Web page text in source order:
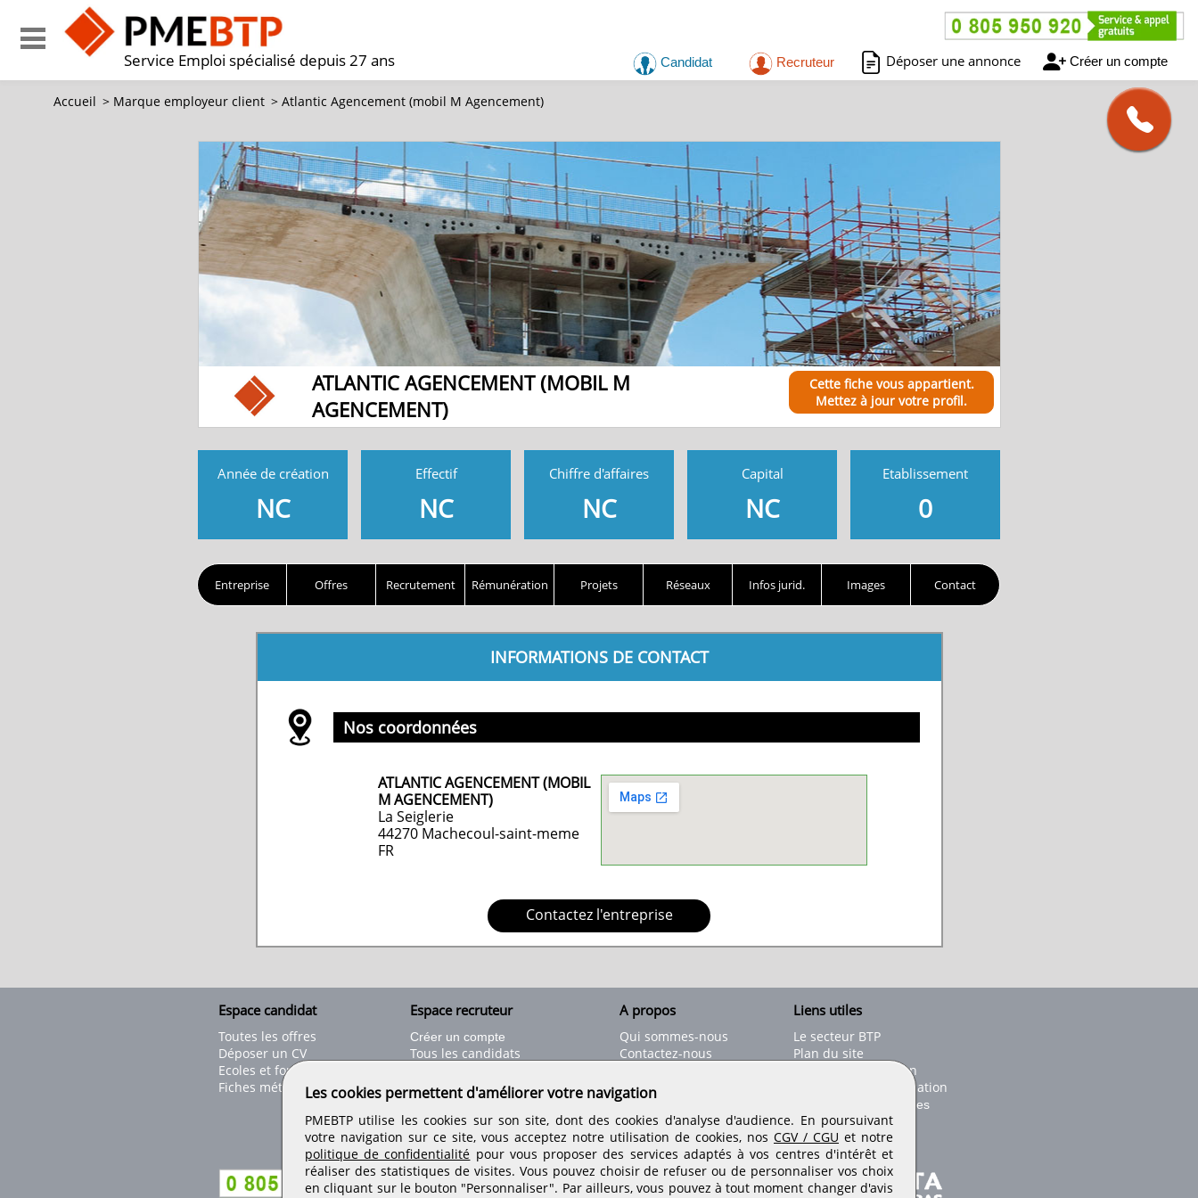
Service Emploi spécialisé depuis 27 ans Candidat Recruteur Déposer une annonce Créer un compte
Accueil > Marque employeur client > Atlantic Agencement (mobil M Agencement)
ATLANTIC AGENCEMENT (MOBIL M
AGENCEMENT)
Cette fiche vous appartient.
Mettez à jour votre profil.
Année de création
NC
Effectif
NC
Chiffre d'affaires
NC
Capital
NC
Etablissement
0
Entreprise Offres Recrutement Rémunération Projets Réseaux Infos jurid. Images Contact
INFORMATIONS DE CONTACT
Nos coordonnées
ATLANTIC AGENCEMENT (MOBIL
M AGENCEMENT)
La Seiglerie
44270 Machecoul-saint-meme
FR
Contactez l'entreprise
Espace candidat
Toutes les offres
Déposer un CV
Ecoles et formations
Fiches métiers
Espace recruteur
Créer un compte
Tous les candidats
Déposer une offre de stage
Nos tarifs
A propos
Qui sommes-nous
Contactez-nous
Informations légales
Conditions générales
Rejoignez nos équipes
Liens utiles
Le secteur BTP
Plan du site
Conseils d'utilisation
Conditions de publication
Paramètres des cookies
Retrouvez-nous sur les réseaux sociaux
Les cookies permettent d'améliorer votre navigation
PMEBTP utilise les cookies sur son site, dont des cookies d'analyse d'audience. En poursuivant
votre navigation sur ce site, vous acceptez notre utilisation de cookies, nos CGV / CGU et notre
politique de confidentialité pour vous proposer des services adaptés à vos centres d'intérêt et
réaliser des statistiques de visites. Vous pouvez choisir de refuser ou de personnaliser vos choix
en cliquant sur le bouton "Personnaliser". Par ailleurs, vous pouvez à tout moment changer d'avis